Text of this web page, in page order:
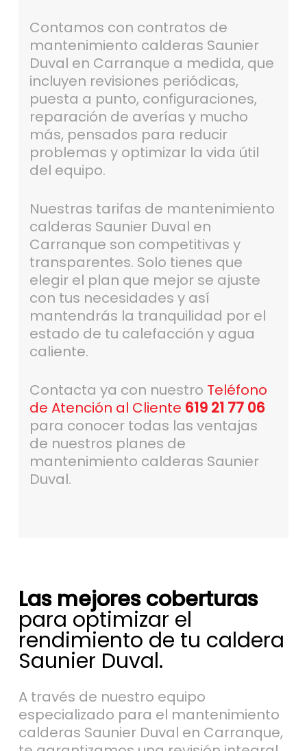
Contamos con contratos de
mantenimiento calderas Saunier
Duval en Carranque a medida, que
incluyen revisiones periódicas,
puesta a punto, configuraciones,
reparación de averías y mucho
más, pensados para reducir
problemas y optimizar la vida útil
del equipo.
Nuestras tarifas de mantenimiento
calderas Saunier Duval en
Carranque son competitivas y
transparentes. Solo tienes que
elegir el plan que mejor se ajuste
con tus necesidades y así
mantendrás la tranquilidad por el
estado de tu calefacción y agua
caliente.
Contacta ya con nuestro Teléfono
de Atención al Cliente 619 21 77 06
para conocer todas las ventajas
de nuestros planes de
mantenimiento calderas Saunier
Duval.
Las mejores coberturas
para optimizar el
rendimiento de tu caldera
Saunier Duval.
A través de nuestro equipo
especializado para el mantenimiento
calderas Saunier Duval en Carranque,